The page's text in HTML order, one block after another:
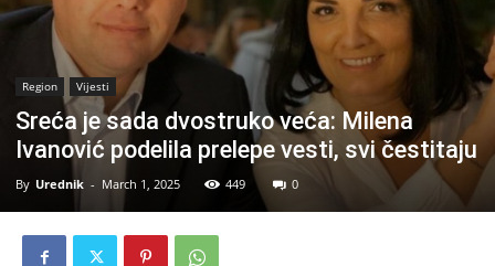
Region Vijesti
Sreća je sada dvostruko veća: Milena
Ivanović podelila prelepe vesti, svi čestitaju
By Urednik - March 1, 2025 449 0